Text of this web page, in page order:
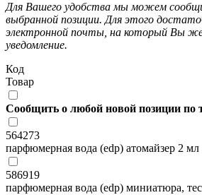
Для Вашего удобства мы можем
выбранной позиции. Для этого
электронной почты, на который Вы
уведомление.
Код
Товар
Сообщить о любой новой позиции по
564273
парфюмерная вода (edp) атомайзер 2 мл
586919
парфюмерная вода (edp) миниатюра,